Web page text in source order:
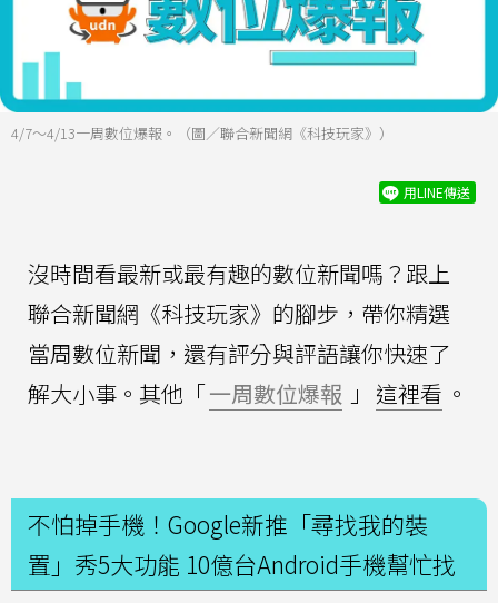
4/7～4/13一周數位爆報。（圖／聯合新聞網《科技玩家》）
用LINE傳送
沒時間看最新或最有趣的數位新聞嗎？跟上
聯合新聞網《科技玩家》的腳步，帶你精選
當周數位新聞，還有評分與評語讓你快速了
解大小事。其他「一周數位爆報 」 這裡看 。
不怕掉手機！Google新推「尋找我的裝
置」秀5大功能 10億台Android手機幫忙找